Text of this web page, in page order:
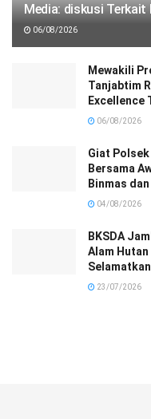
Media: diskusi Terkait
06/08/2026
Mewakili
Tanjabtim
Excellence
06/08/2026
Giat
Bersama
Binmas
04/08/2026
BKSDA
Alam
23/07/2026